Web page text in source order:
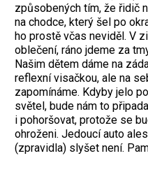
způsobených tím, že řidič
na chodce, který šel po
ho prostě včas neviděl. V
oblečení, ráno jdeme za
Našim dětem dáme na
reflexní visačkou, ale na
zapomínáme. Kdyby jelo
světel, bude nám to
i pohoršovat, protože se
ohroženi. Jedoucí auto
(zpravidla) slyšet není.